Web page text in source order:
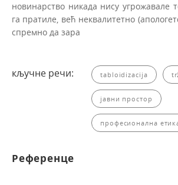
новинарство никада нису угрожавале
га пратиле, већ неквалитетно
спремно да зара
кључне речи: tabloidizacija
јавни простор
професионална
Референце